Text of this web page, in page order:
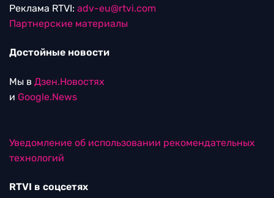
Реклама RTVI: adv-eu@rtvi.com
Партнерские материалы
Достойные новости
Мы в Дзен.Новостях
и Google.News
Уведомление об использовании рекомендательных
технологий
RTVI в соцсетях